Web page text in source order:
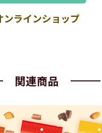
ンラインショップ
関連商品